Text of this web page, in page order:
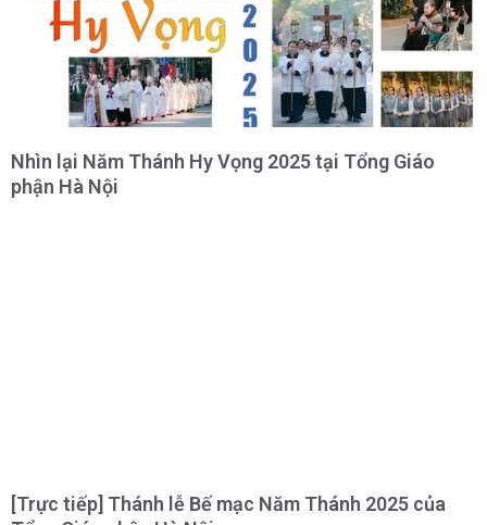
Nhìn lại Năm Thánh Hy Vọng 2025 tại Tổng Giáo
phận Hà Nội
[Trực tiếp] Thánh lễ Bế mạc Năm Thánh 2025 của